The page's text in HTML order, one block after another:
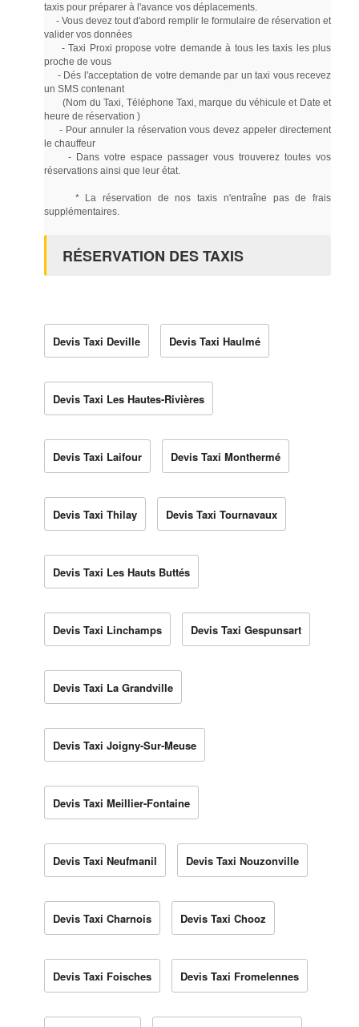
taxis pour préparer à l'avance vos déplacements.
- Vous devez tout d'abord remplir le formulaire de réservation et
valider vos données
- Taxi Proxi propose votre demande à tous les taxis les plus
proche de vous
- Dés l'acceptation de votre demande par un taxi vous recevez
un SMS contenant
(Nom du Taxi, Téléphone Taxi, marque du véhicule et Date et
heure de réservation )
- Pour annuler la réservation vous devez appeler directement
le chauffeur
- Dans votre espace passager vous trouverez toutes vos
réservations ainsi que leur état.
* La réservation de nos taxis n'entraîne pas de frais
supplémentaires.
RÉSERVATION DES TAXIS
Devis Taxi Deville Devis Taxi Haulmé
Devis Taxi Les Hautes-Rivières
Devis Taxi Laifour Devis Taxi Monthermé
Devis Taxi Thilay Devis Taxi Tournavaux
Devis Taxi Les Hauts Buttés
Devis Taxi Linchamps Devis Taxi Gespunsart
Devis Taxi La Grandville
Devis Taxi Joigny-Sur-Meuse
Devis Taxi Meillier-Fontaine
Devis Taxi Neufmanil Devis Taxi Nouzonville
Devis Taxi Charnois Devis Taxi Chooz
Devis Taxi Foisches Devis Taxi Fromelennes